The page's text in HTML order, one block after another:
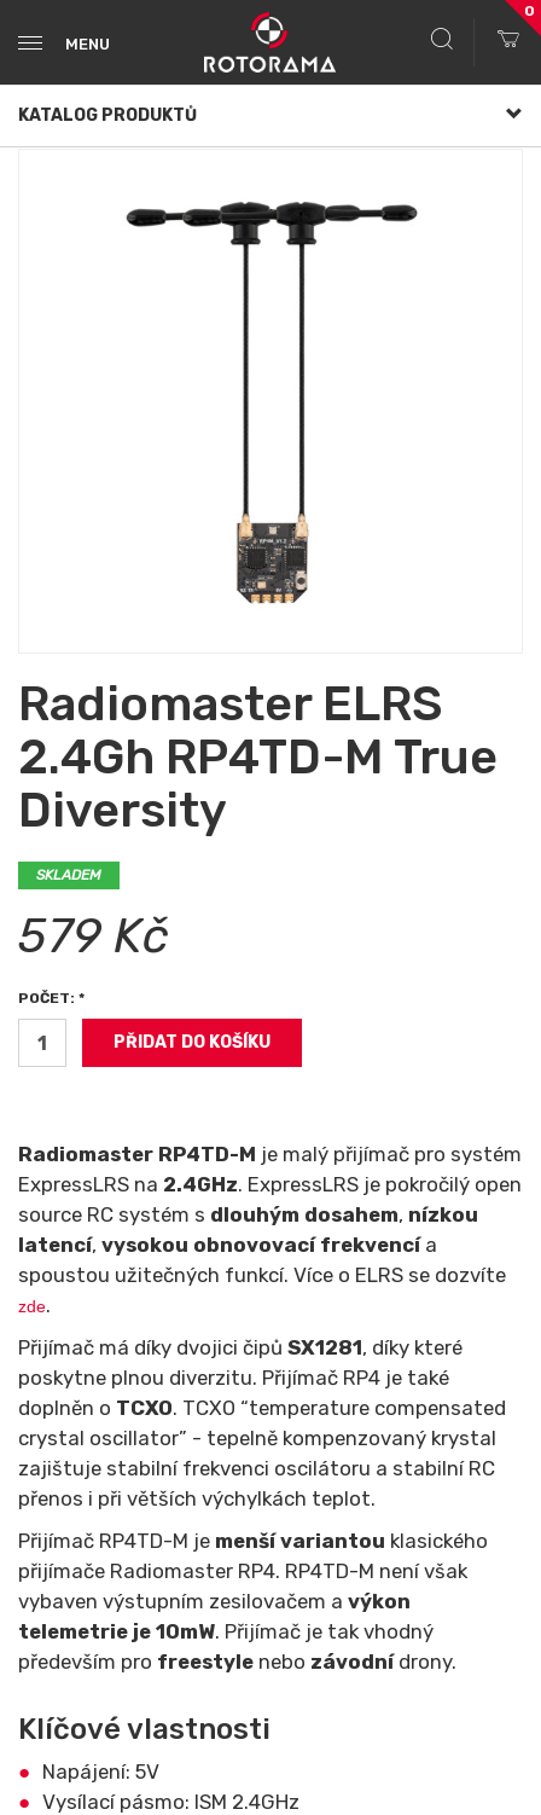
MENU
0
KATALOG PRODUKTŮ
Radiomaster ELRS
2.4Gh RP4TD-M True
Diversity
SKLADEM
579 Kč
POČET: *
Radiomaster RP4TD-M je malý přijímač pro systém
ExpressLRS na 2.4GHz. ExpressLRS je pokročilý open
source RC systém s dlouhým dosahem, nízkou
latencí, vysokou obnovovací frekvencía
spoustou užitečných funkcí. Více o ELRS se dozvíte
zde.
Přijímač má díky dvojici čipů SX1281, díky které
poskytne plnou diverzitu. Přijímač RP4 je také
doplněn o TCXO. TCXO “temperature compensated
crystal oscillator” - tepelně kompenzovaný krystal
zajištuje stabilní frekvenci oscilátoru a stabilní RC
přenos i při větších výchylkách teplot.
Přijímač RP4TD-M je menší variantou klasického
přijímače Radiomaster RP4. RP4TD-M není však
vybaven výstupním zesilovačem a výkon
telemetrie je 10mW. Přijímač je tak vhodný
především pro freestyle nebo závodnídrony.
Klíčové vlastnosti
Napájení: 5V
Vysílací pásmo: ISM 2.4GHz